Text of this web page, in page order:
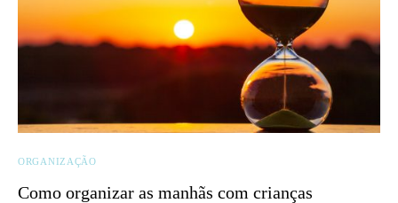
ORGANIZAÇÃO
Como organizar as manhãs com crianças